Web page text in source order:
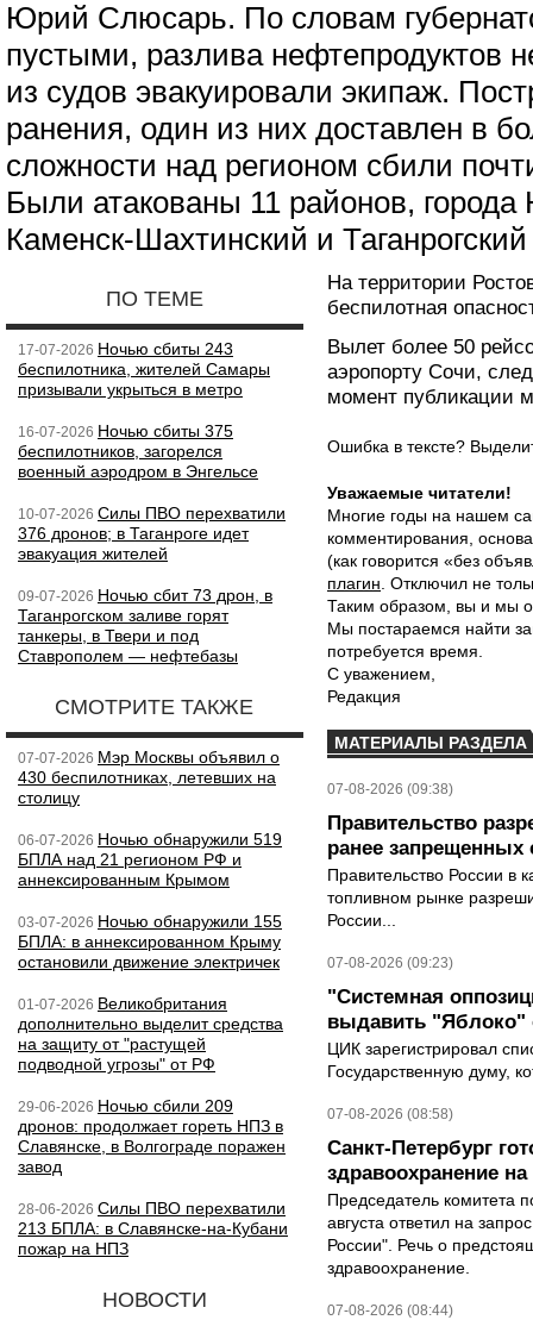
Юрий Слюсарь. По словам
пустыми, разлива нефтепродуктов
из судов эвакуировали экипаж.
ранения, один из них доставлен в
сложности над регионом сбили
Были атакованы 11 районов,
Каменск-Шахтинский и
ПО ТЕМЕ
17-07-2026 Ночью сбиты 243
беспилотника, жителей Самары
призывали укрыться в метро
16-07-2026 Ночью сбиты 375
беспилотников, загорелся
военный аэродром в Энгельсе
10-07-2026 Силы ПВО перехватили
376 дронов; в Таганроге идет
эвакуация жителей
09-07-2026 Ночью сбит 73 дрон, в
Таганрогском заливе горят
танкеры, в Твери и под
Ставрополем — нефтебазы
СМОТРИТЕ ТАКЖЕ
07-07-2026 Мэр Москвы объявил о
430 беспилотниках, летевших на
столицу
06-07-2026 Ночью обнаружили 519
БПЛА над 21 регионом РФ и
аннексированным Крымом
03-07-2026 Ночью обнаружили 155
БПЛА: в аннексированном Крыму
остановили движение электричек
01-07-2026 Великобритания
дополнительно выделит средства
на защиту от "растущей
подводной угрозы" от РФ
29-06-2026 Ночью сбили 209
дронов: продолжает гореть НПЗ в
Славянске, в Волгограде поражен
завод
28-06-2026 Силы ПВО перехватили
213 БПЛА: в Славянске-на-Кубани
пожар на НПЗ
НОВОСТИ
На территории
беспилотная
Вылет более 50
аэропорту Сочи,
момент публикации
Ошибка в тексте?
Уважаемые читатели!
Многие годы на нашем
комментирования,
(как говорится «без
плагин . Отключил не
Таким образом, вы и мы
Мы постараемся найти
потребуется время.
С уважением,
Редакция
МАТЕРИАЛЫ РАЗДЕЛА
07-08-2026 (09:38)
Правительство
ранее запрещенных
Правительство России в
топливном рынке
России...
07-08-2026 (09:23)
"Системная
выдавить "Яблоко"
ЦИК зарегистрировал
Государственную думу,
07-08-2026 (08:58)
Санкт-Петербург
здравоохранение на
Председатель комитета
августа ответил на
России". Речь о
здравоохранение.
07-08-2026 (08:44)